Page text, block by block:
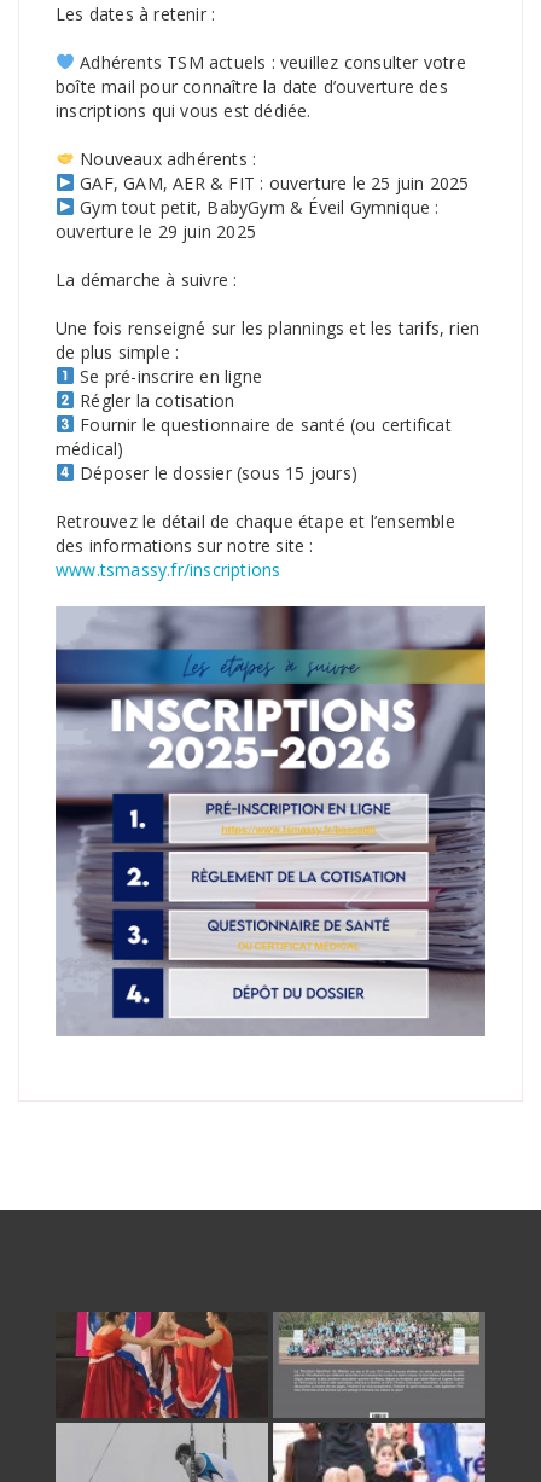
Les dates à retenir :
Adhérents TSM actuels : veuillez consulter votre
boîte mail pour connaître la date d’ouverture des
inscriptions qui vous est dédiée.
Nouveaux adhérents :
GAF, GAM, AER & FIT : ouverture le 25 juin 2025
Gym tout petit, BabyGym & Éveil Gymnique :
ouverture le 29 juin 2025
La démarche à suivre :
Une fois renseigné sur les plannings et les tarifs, rien
de plus simple :
Se pré-inscrire en ligne
Régler la cotisation
Fournir le questionnaire de santé (ou certificat
médical)
Déposer le dossier (sous 15 jours)
Retrouvez le détail de chaque étape et l’ensemble
des informations sur notre site :
www.tsmassy.fr/inscriptions